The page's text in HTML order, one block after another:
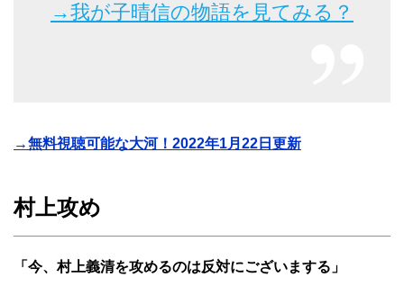
→我が子晴信の物語を見てみる？
→無料視聴可能な大河！2022年1月22日更新
村上攻め
「今、村上義清を攻めるのは反対にございまする」